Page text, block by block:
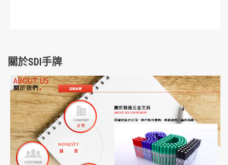
關於SDI手牌